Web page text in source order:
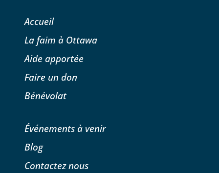
Accueil
La faim à Ottawa
Aide apportée
Faire un don
Bénévolat
Événements à venir
Blog
Contactez nous